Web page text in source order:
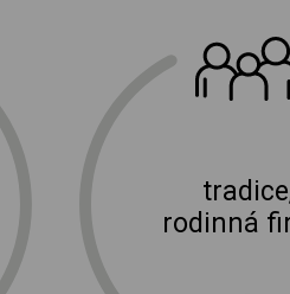
rodinná
zařízení E-